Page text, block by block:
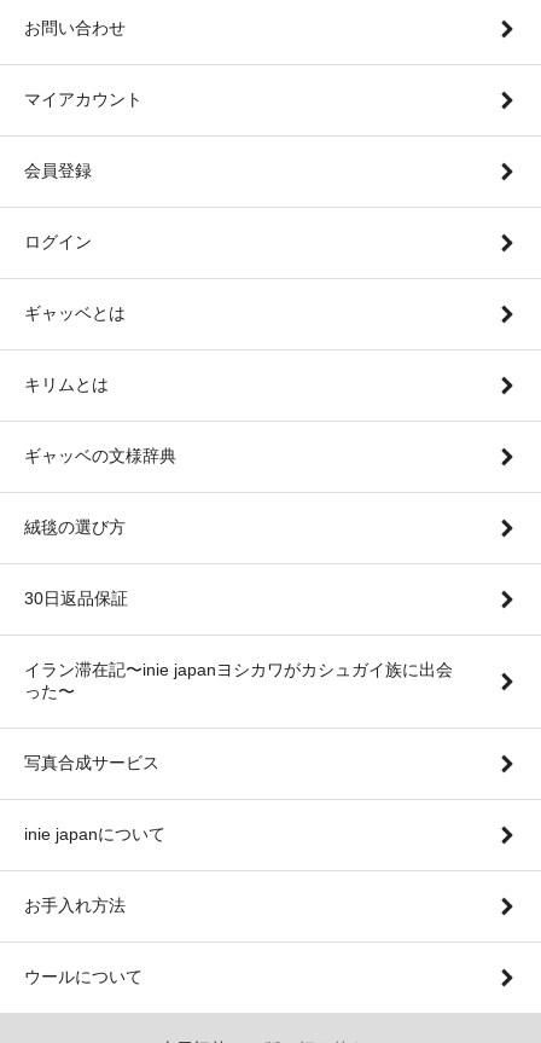
お問い合わせ
マイアカウント
会員登録
ログイン
ギャッベとは
キリムとは
ギャッベの文様辞典
絨毯の選び方
30日返品保証
イラン滞在記〜inie japanヨシカワがカシュガイ族に出会
った〜
写真合成サービス
inie japanについて
お手入れ方法
ウールについて